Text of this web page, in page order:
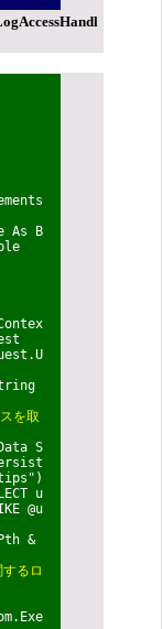
As B
を取
S
u
@u
&
るロ